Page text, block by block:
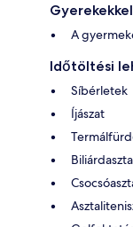
A
Időtöltési
Síbérletek
Íjászat